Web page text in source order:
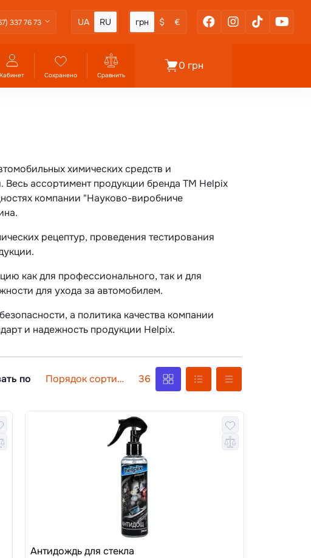
337 76 73 UA RU грн $ €
Кабинет Сохранено Сравнить
0 грн
химических средств и
Весь ассортимент продукции бренда TM Helpix
компании "Науково-виробниче
рецептур, проведения тестирования
как для профессионального, так и для
для ухода за автомобилем.
а политика качества компании
и надежность продукции Helpix.
по
Антидождь для стекла